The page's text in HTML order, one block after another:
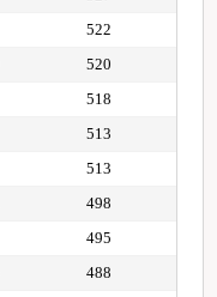
522
520
518
513
513
498
495
488